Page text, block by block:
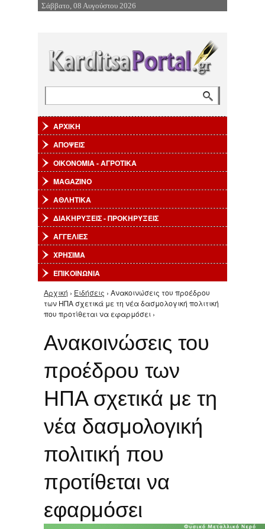
Επιστροφή στην Πλοήγηση
Σάββατο, 08 Αυγούστου 2026
ΑΡΧΙΚΗ
ΑΠΟΨΕΙΣ
ΟΙΚΟΝΟΜΙΑ - ΑΓΡΟΤΙΚΑ
MAGAZINO
ΑΘΛΗΤΙΚΑ
ΔΙΑΚΗΡΥΞΕΙΣ - ΠΡΟΚΗΡΥΞΕΙΣ
ΑΓΓΕΛΙΕΣ
ΧΡΗΣΙΜΑ
ΕΠΙΚΟΙΝΩΝΙΑ
Είστε εδώ
Αρχική › Ειδήσεις › Ανακοινώσεις του προέδρου
των ΗΠΑ σχετικά με τη νέα δασμολογική πολιτική
που προτίθεται να εφαρμόσει ›
Ανακοινώσεις του
προέδρου των
ΗΠΑ σχετικά με τη
νέα δασμολογική
πολιτική που
προτίθεται να
εφαρμόσει